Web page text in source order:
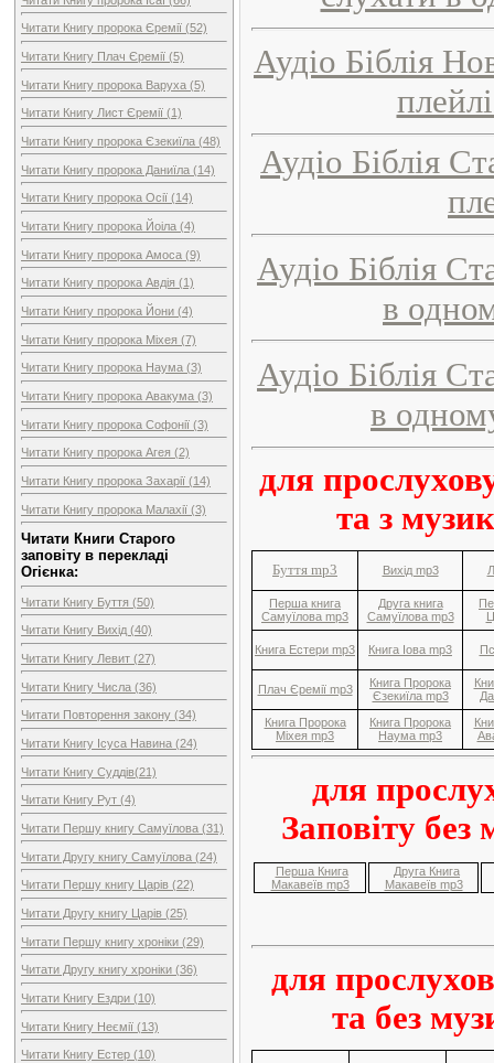
Читати Книгу пророка Єремії (52)
Читати Книгу Плач Єремії (5)
Читати Книгу пророка Варуха (5)
Читати Книгу Лист Єремії (1)
Читати Книгу пророка Єзекиїла (48)
Читати Книгу пророка Даниїла (14)
Читати Книгу пророка Осії (14)
Читати Книгу пророка Йоіла (4)
Читати Книгу пророка Амоса (9)
Читати Книгу пророка Авдія (1)
Читати Книгу пророка Йони (4)
Читати Книгу пророка Міхея (7)
Читати Книгу пророка Наума (3)
Читати Книгу пророка Авакума (3)
Читати Книгу пророка Софонії (3)
Читати Книгу пророка Агея (2)
Читати Книгу пророка Захарії (14)
Читати Книгу пророка Малахії (3)
Читати Книги Старого
заповіту в перекладі
Огієнка:
Читати Книгу Буття (50)
Читати Книгу Вихід (40)
Читати Книгу Левит (27)
Читати Книгу Числа (36)
Читати Повторення закону (34)
Читати Книгу Ісуса Навина (24)
Читати Книгу Суддів(21)
Читати Книгу Рут (4)
Читати Першу книгу Самуїлова (31)
Читати Другу книгу Самуїлова (24)
Читати Першу книгу Царів (22)
Читати Другу книгу Царів (25)
Читати Першу книгу хроніки (29)
Читати Другу книгу хроніки (36)
Читати Книгу Ездри (10)
Читати Книгу Неємії (13)
Читати Книгу Естер (10)
Аудіо Біблія
Аудіо Біблія
Аудіо Біблія
в
Аудіо Біблія
в
для
та з
Буття mp3 Вихід mp3
Перша книга
Самуїлова mp3
Друга книга
Самуїлова mp3
Книга Естери mp3 Книга Іова mp3
Плач Єремії mp3
Книга Пророка
Єзекиїла mp3
Книга Пророка
Міхея mp3
Книга Пророка
Наума mp3
для
Заповіту
Перша Книга
Макавеїв mp3
Друга Книга
Макавеїв mp3
для
та без